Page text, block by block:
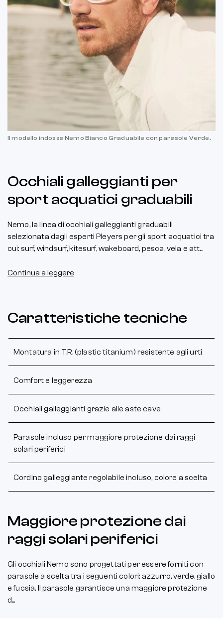
Il modello indossa Nemo Bianco Graduabile con parasole Verde.
Occhiali galleggianti per
sport acquatici graduabili
Nemo,la linea di occhiali galleggianti graduabili
selezionata dagli esperti Pleyers per gli sport acquatici tra
cui: surf, windsurf, kitesurf, wakeboard, pesca, vela e att...
Continua a leggere
Caratteristiche tecniche
Montatura in T.R. (plastic titanium) resistente agli urti
Comfort e leggerezza
Occhiali galleggianti grazie alle aste cave
Parasole incluso per maggiore protezione dai raggi
solari periferici
Cordino galleggiante regolabile incluso, colore a scelta
Maggiore protezione dai
raggi solari periferici
Gli occhiali Nemo sono progettati per essere forniti con
parasole a scelta tra i seguenti colori: azzurro, verde, giallo
e fucsia. Il parasole garantisce una maggiore protezione
d...